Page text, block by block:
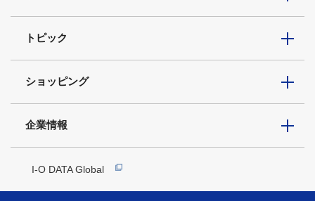
トピック
ショッピング
企業情報
I-O DATA Global